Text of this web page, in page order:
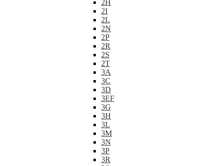
2H
2I
2L
2N
2P
2R
2S
2T
3A
3C
3D
3EF
3G
3H
3L
3M
3N
3P
3R